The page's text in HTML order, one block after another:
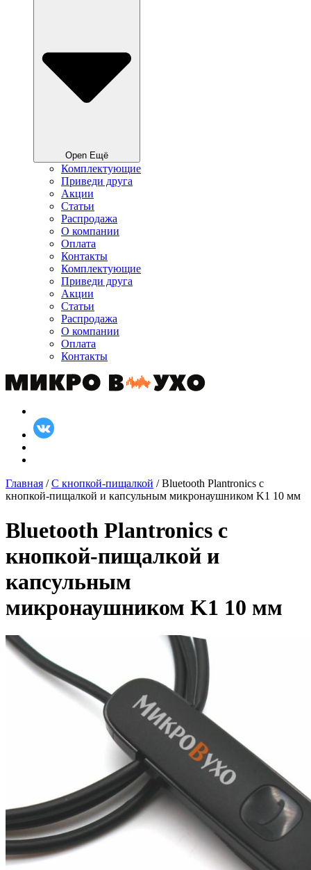
Open Ещё
Комплектующие
Приведи друга
Акции
Статьи
Распродажа
О компании
Оплата
Контакты
Комплектующие
Приведи друга
Акции
Статьи
Распродажа
О компании
Оплата
Контакты
Главная /С кнопкой-пищалкой / Bluetooth Plantronics с
кнопкой-пищалкой и капсульным микронаушником K1 10 мм
Bluetooth Plantronics с
кнопкой-пищалкой и
капсульным
микронаушником K1 10 мм